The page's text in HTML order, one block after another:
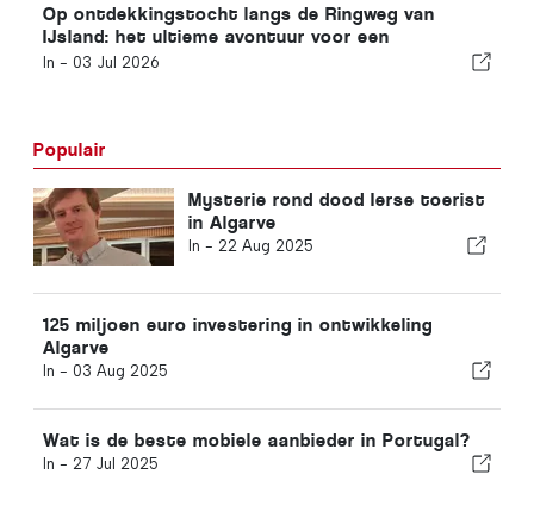
Op ontdekkingstocht langs de Ringweg van
IJsland: het ultieme avontuur voor een
schilderachtige roadtrip
In - 03 Jul 2026
Populair
Mysterie rond dood Ierse toerist
in Algarve
In - 22 Aug 2025
125 miljoen euro investering in ontwikkeling
Algarve
In - 03 Aug 2025
Wat is de beste mobiele aanbieder in Portugal?
In - 27 Jul 2025